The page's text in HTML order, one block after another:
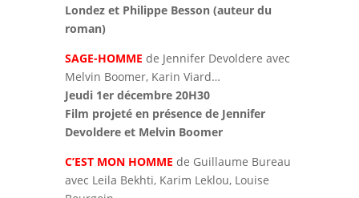
Londez et Philippe Besson (auteur du
roman)
SAGE-HOMME de Jennifer Devoldere avec
Melvin Boomer, Karin Viard…
Jeudi 1er décembre 20H30
Film projeté en présence de Jennifer
Devoldere et Melvin Boomer
C’EST MON HOMME de Guillaume Bureau
avec Leila Bekhti, Karim Leklou, Louise